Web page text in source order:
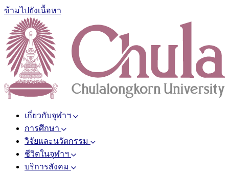
ข้ามไปยังเนื้อหา
เกี่ยวกับจุฬาฯ
การศึกษา
วิจัยและนวัตกรรม
ชีวิตในจุฬาฯ
บริการสังคม